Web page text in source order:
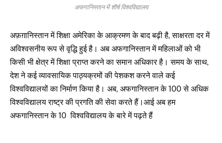
अफगानिस्तान में शीर्ष विश्वविद्यालय
अफ़ग़ानिस्तान में शिक्षा अमेरिका के आक्रमण के बाद बढ़ी है, साक्षरता दर में
अविश्वसनीय रूप से वृद्धि हुई है। अब अफगानिस्तान में महिलाओं को भी
किसी भी क्षेत्र में शिक्षा प्राप्त करने का समान अधिकार है। समय के साथ,
देश ने कई व्यावसायिक पाठ्यक्रमों की पेशकश करने वाले कई
विश्वविद्यालयों का निर्माण किया है। अब, अफगानिस्तान के 100 से अधिक
विश्वविद्यालय राष्ट्र की प्रगति की सेवा करते हैं।आई अब हम
अफगानिस्तान के 10 विश्वविद्यालय के बारे में पढ़ते हैं